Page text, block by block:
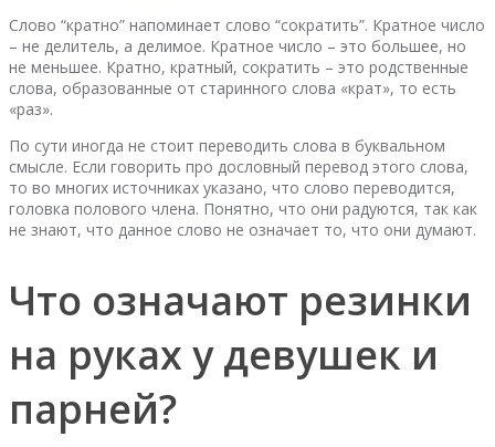
Слово “кратно” напоминает слово “сократить”. Кратное число
– не делитель, а делимое. Кратное число – это большее, но
не меньшее. Кратно, кратный, сократить – это родственные
слова, образованные от старинного слова «крат», то есть
«раз».
По сути иногда не стоит переводить слова в буквальном
смысле. Если говорить про дословный перевод этого слова,
то во многих источниках указано, что слово переводится,
головка полового члена. Понятно, что они радуются, так как
не знают, что данное слово не означает то, что они думают.
Что означают резинки
на руках у девушек и
парней?